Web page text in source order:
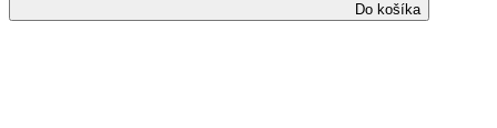
Do košíka